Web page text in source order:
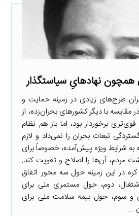
همچون نهادهایِ‌ سیاست­گذار
طرح‌های زیادی در زمینه حمایت و
مقایسه با دیگر کشورهای بحران‌زده، از
برخوردار بود، اما باز هم نظام
تبعات بحران را نمی‌داد و لازم
به شرایط ویژه پیش‌آمده، خصوصاً برای
مردم، آن‌ها را اصلاح و تقویت کند.
در این زمینه حول سه محور اتفاق
دوم، حول مستمری ملی برای
و سوم، حول بیمه سلامت ملی برای
...